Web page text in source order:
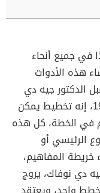
في جميع أنحاء
هذه الأدوات
الدكتور جيه دي
نوفاك وجوين نوفاك وجوين في عام 1984، إنه تخطيط يمكن
في الخطة، كل هذه
الرئيسي أو
خريطة المفاهيم،
دي نوفاك، يروج